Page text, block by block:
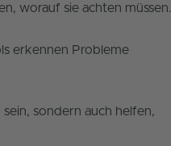
worauf sie achten müssen.
erkennen Probleme
sondern auch helfen,